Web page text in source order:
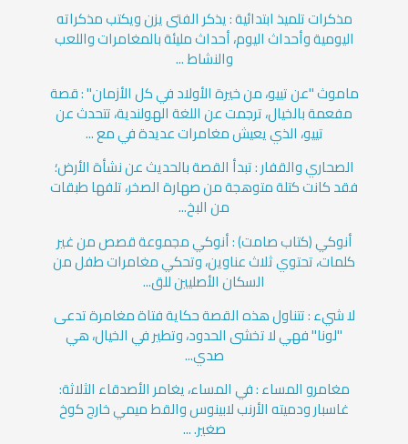
مذكرات تلميذ ابتدائية : يذكر الفتى يزن ويكتب مذكراته
اليومية وأحداث اليوم، أحداث مليئة بالمغامرات واللعب
والنشاط ...
ماموث "عن تييو، من خيرة الأولاد في كل الأزمان" : قصة
مفعمة بالخيال، ترجمت عن اللغة الهولندية، تتحدث عن
تييو، الذي يعيش مغامرات عديدة في مع ...
الصحاري والقفار : تبدأ القصة بالحديث عن نشأة الأرض؛
فقد كانت كتلة متوهجة من صهارة الصخر، تلفها طبقات
من البخ...
أنوكي (كتاب صامت) : أنوكي مجموعة قصص من غير
كلمات، تحتوي ثلاث عناوين، وتحكي مغامرات طفل من
السكان الأصليين للق...
لا شيء : تتناول هذه القصة حكاية فتاة مغامرة تدعى
"لونا" فهي لا تخشى الحدود، وتطير في الخيال، هي
صدي...
مغامرو المساء : في المساء، يغامر الأصدقاء الثلاثة:
غاسبار ودميته الأرنب لابينوس والقط ميمي خارج كوخ
صغير. ...